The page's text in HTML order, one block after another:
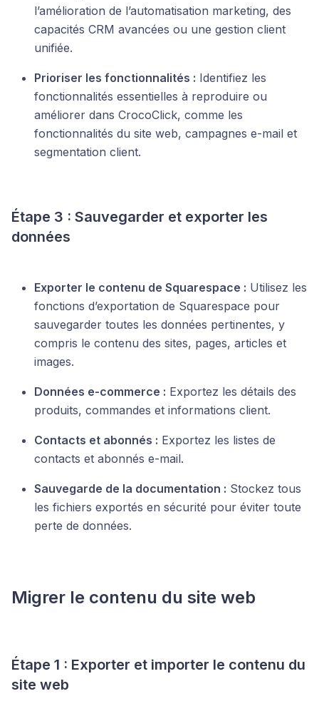
l’amélioration de l’automatisation marketing, des
capacités CRM avancées ou une gestion client
unifiée.
Prioriser les fonctionnalités : Identifiez les
fonctionnalités essentielles à reproduire ou
améliorer dans CrocoClick, comme les
fonctionnalités du site web, campagnes e-mail et
segmentation client.
Étape 3 : Sauvegarder et exporter les
données
Exporter le contenu de Squarespace : Utilisez les
fonctions d’exportation de Squarespace pour
sauvegarder toutes les données pertinentes, y
compris le contenu des sites, pages, articles et
images.
Données e-commerce : Exportez les détails des
produits, commandes et informations client.
Contacts et abonnés : Exportez les listes de
contacts et abonnés e-mail.
Sauvegarde de la documentation : Stockez tous
les fichiers exportés en sécurité pour éviter toute
perte de données.
Migrer le contenu du site web
Étape 1 : Exporter et importer le contenu du
site web